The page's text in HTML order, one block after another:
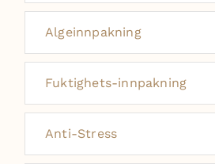
Algeinnpakning
Fuktighets-innpakning
Anti-Stress